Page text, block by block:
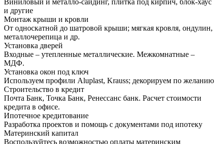
Виниловый и металло-сайдинг, плитка под кирпич, блок-хаус
и другие
Монтаж крыши и кровли
От односкатной до шатровой крыши; мягкая кровля, ондулин,
металлочерепица и др.
Установка дверей
Входные – утепленные металлические. Межкомнатные –
МДФ.
Установка окон под ключ
Используем профили Aluplast, Krauss; декорируем по желанию
Строительство в кредит
Почта Банк, Точка Банк, Ренессанс банк. Расчет стоимости
кредита в офисе.
Ипотечное кредитование
Разработка проектов и помощь с документами под ипотеку
Материнский капитал
Воспользуйтесь возможностью оплаты материнским